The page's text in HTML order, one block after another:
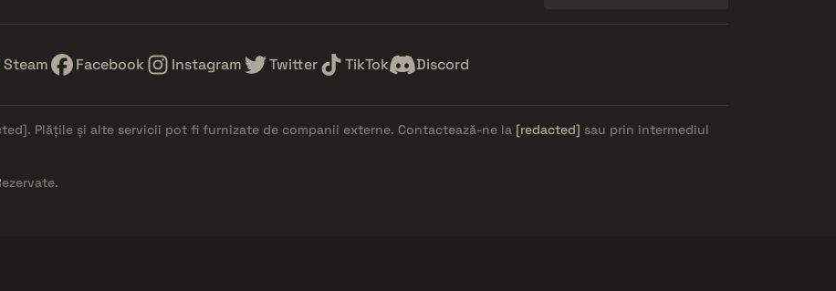
Steam Facebook Instagram Twitter TikTok Discord
. Plățile și alte servicii pot fi furnizate de companii externe. Contactează-ne la [redacted] sau prin intermediul